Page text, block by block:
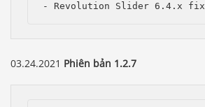
- Revolution Slider 6.4.x fix
03.24.2021 Phiên bản 1.2.7